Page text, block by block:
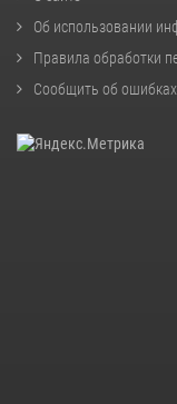
Об использовании
Правила обработки
Сообщить об ошибках